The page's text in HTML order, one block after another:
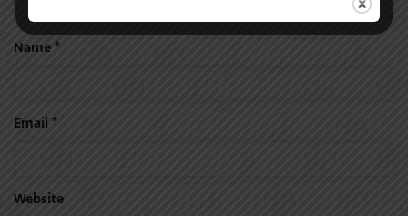
Name*
Email*
Website